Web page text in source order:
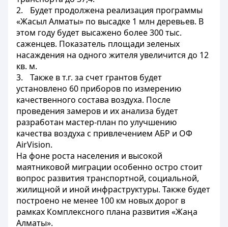
2.
Будет продолжена реализация программы
«Жасыл Алматы» по высадке 1 млн деревьев. В
этом году будет высажено более 300 тыс.
саженцев. Показатель площади зеленых
насаждения на одного жителя увеличится до 12
кв. м.
3.
Также в т.г. за счет грантов будет
установлено 60 приборов по измерению
качественного состава воздуха. После
проведения замеров и их анализа будет
разработан мастер-план по улучшению
качества воздуха с привлечением АБР и ОФ
AirVision.
На фоне роста населения и высокой
маятниковой миграции особенно остро стоит
вопрос развития транспортной, социальной,
жилищной и иной инфраструктуры. Также будет
построено не менее 100 км новых дорог в
рамках Комплексного плана развития «Жаңа
Алматы».